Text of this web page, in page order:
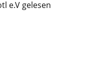
e.V gelesen